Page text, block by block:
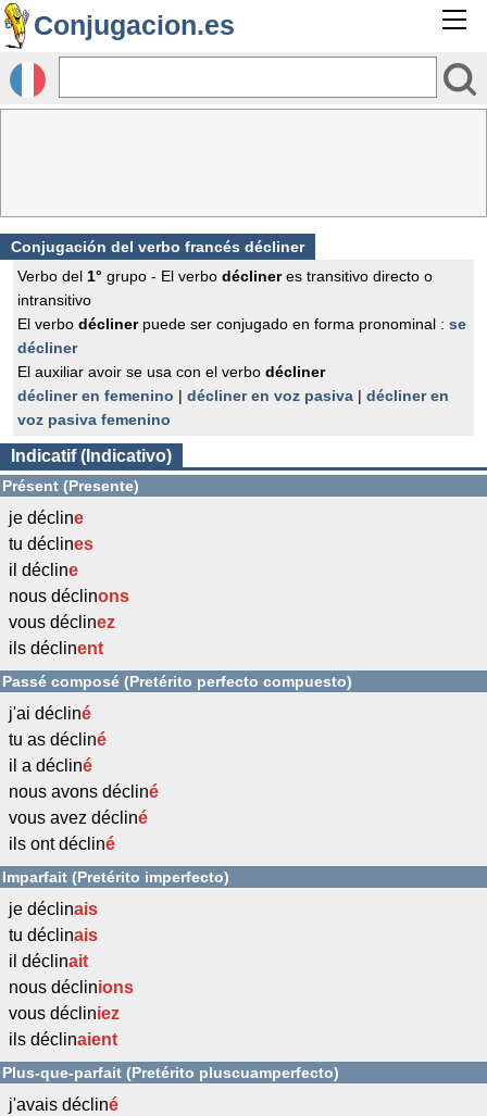
Conjugacion.es
Conjugación del verbo francés décliner
Verbo del 1° grupo - El verbo déclineres transitivo directo o
intransitivo
El verbo déclinerpuede ser conjugado en forma pronominal : se
décliner
El auxiliar avoir se usa con el verbo décliner
décliner en femenino | décliner en voz pasiva | décliner en
voz pasiva femenino
Indicatif (Indicativo)
Présent (Presente)
je décline
tu déclines
il décline
nous déclinons
vous déclinez
ils déclinent
Passé composé (Pretérito perfecto compuesto)
j'ai décliné
tu as décliné
il a décliné
nous avons décliné
vous avez décliné
ils ont décliné
Imparfait (Pretérito imperfecto)
je déclinais
tu déclinais
il déclinait
nous déclinions
vous décliniez
ils déclinaient
Plus-que-parfait (Pretérito pluscuamperfecto)
j'avais décliné